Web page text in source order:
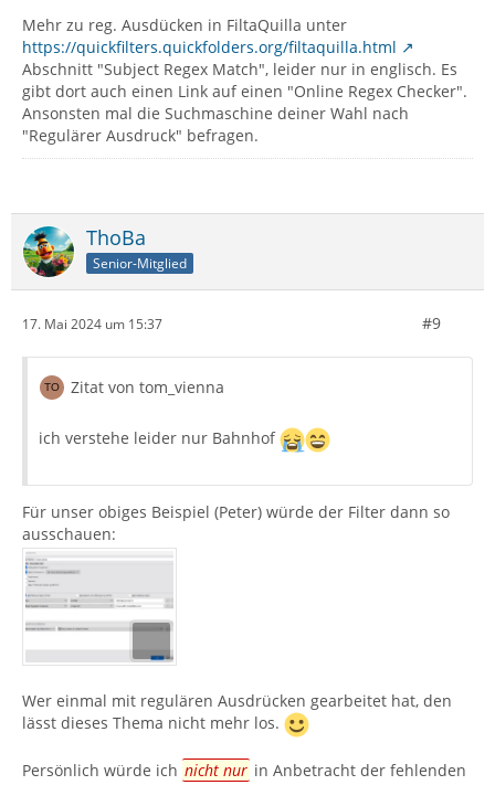
Mehr zu reg. Ausdücken in FiltaQuilla unter
https://quickfilters.quickfolders.org/filtaquilla.html
Abschnitt "Subject Regex Match", leider nur in englisch. Es
gibt dort auch einen Link auf einen "Online Regex Checker".
Ansonsten mal die Suchmaschine deiner Wahl nach
"Regulärer Ausdruck" befragen.
ThoBa
Senior-Mitglied
17. Mai 2024 um 15:37 #9
Zitat von tom_vienna
ich verstehe leider nur Bahnhof
Für unser obiges Beispiel (Peter) würde der Filter dann so
ausschauen:
Wer einmal mit regulären Ausdrücken gearbeitet hat, den
lässt dieses Thema nicht mehr los.
Persönlich würde ich nicht nur in Anbetracht der fehlenden